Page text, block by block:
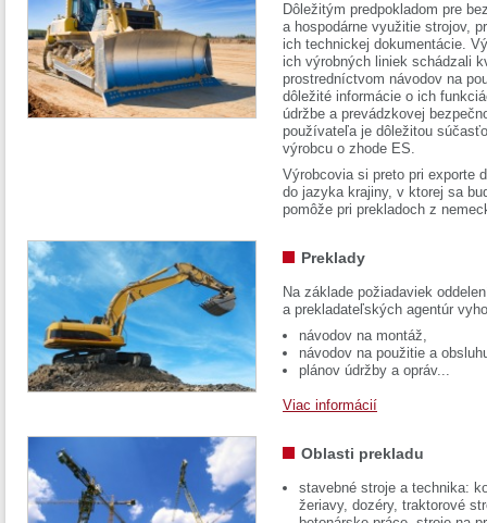
Dôležitým predpokladom pre
a hospodárne využitie strojov,
ich technickej dokumentácie.
ich výrobných liniek schádzali
prostredníctvom návodov na
dôležité informácie o ich
údržbe a prevádzkovej
používateľa je dôležitou
výrobcu o zhode ES.
Výrobcovia si preto pri exporte
do jazyka krajiny, v ktorej sa
pomôže pri prekladoch z
Preklady
Na základe požiadaviek
a prekladateľských agentúr
návodov na montáž,
návodov na použitie a
plánov údržby a opráv...
Viac informácií
Oblasti prekladu
stavebné stroje a technika:
žeriavy, dozéry, traktorové